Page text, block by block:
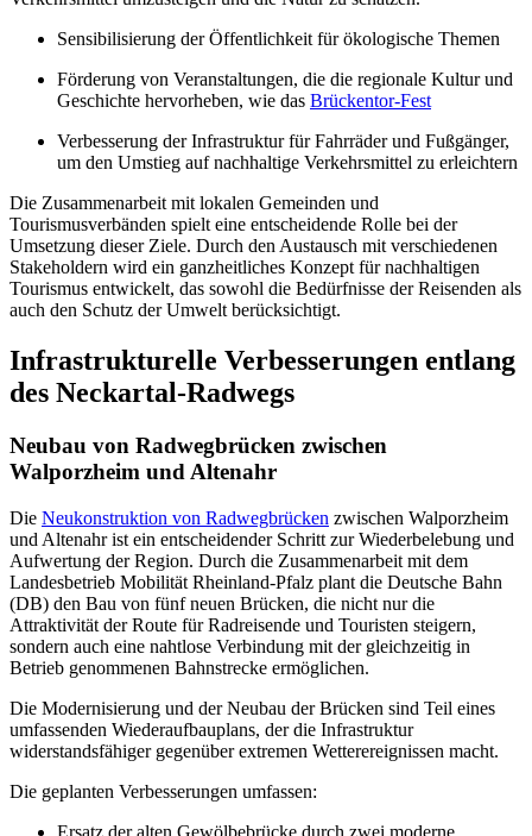
Sensibilisierung der Öffentlichkeit für ökologische Themen
Förderung von Veranstaltungen, die die regionale Kultur und
Geschichte hervorheben, wie das Brückentor-Fest
Verbesserung der Infrastruktur für Fahrräder und Fußgänger,
um den Umstieg auf nachhaltige Verkehrsmittel zu erleichtern
Die Zusammenarbeit mit lokalen Gemeinden und
Tourismusverbänden spielt eine entscheidende Rolle bei der
Umsetzung dieser Ziele. Durch den Austausch mit verschiedenen
Stakeholdern wird ein ganzheitliches Konzept für nachhaltigen
Tourismus entwickelt, das sowohl die Bedürfnisse der Reisenden als
auch den Schutz der Umwelt berücksichtigt.
Infrastrukturelle Verbesserungen entlang
des Neckartal-Radwegs
Neubau von Radwegbrücken zwischen
Walporzheim und Altenahr
Die Neukonstruktion von Radwegbrücken zwischen Walporzheim
und Altenahr ist ein entscheidender Schritt zur Wiederbelebung und
Aufwertung der Region. Durch die Zusammenarbeit mit dem
Landesbetrieb Mobilität Rheinland-Pfalz plant die Deutsche Bahn
(DB) den Bau von fünf neuen Brücken, die nicht nur die
Attraktivität der Route für Radreisende und Touristen steigern,
sondern auch eine nahtlose Verbindung mit der gleichzeitig in
Betrieb genommenen Bahnstrecke ermöglichen.
Die Modernisierung und der Neubau der Brücken sind Teil eines
umfassenden Wiederaufbauplans, der die Infrastruktur
widerstandsfähiger gegenüber extremen Wetterereignissen macht.
Die geplanten Verbesserungen umfassen:
Ersatz der alten Gewölbebrücke durch zwei moderne